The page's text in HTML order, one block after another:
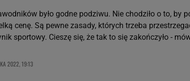
było godne podziwu. Nie chodziło o to, by
cenę. Są pewne zasady, których trzeba
sportowy. Cieszę się, że tak to się zakończyło -
2022, 19:13